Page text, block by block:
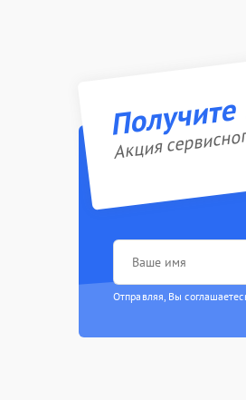
Акция
Отправляя, Вы